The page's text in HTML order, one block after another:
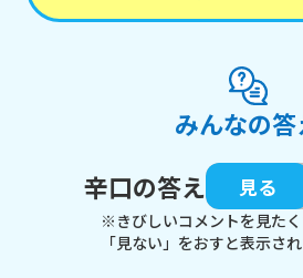
みんなの答
辛口の答え
見る
※きびしいコメントを見た
「見ない」をおすと表示さ